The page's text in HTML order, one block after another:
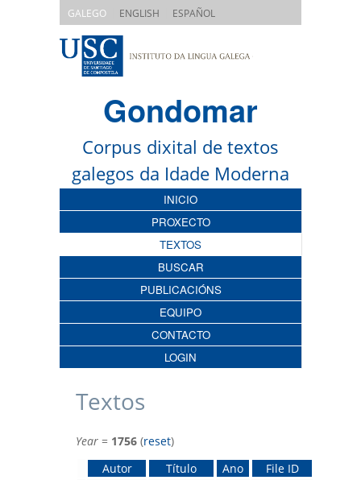
GALEGO ENGLISH ESPAÑOL
Gondomar
Corpus dixital de textos
galegos da Idade Moderna
INICIO
PROXECTO
TEXTOS
BUSCAR
PUBLICACIÓNS
EQUIPO
CONTACTO
LOGIN
Textos
Year = 1756 (reset)
Autor
Título Ano
File ID